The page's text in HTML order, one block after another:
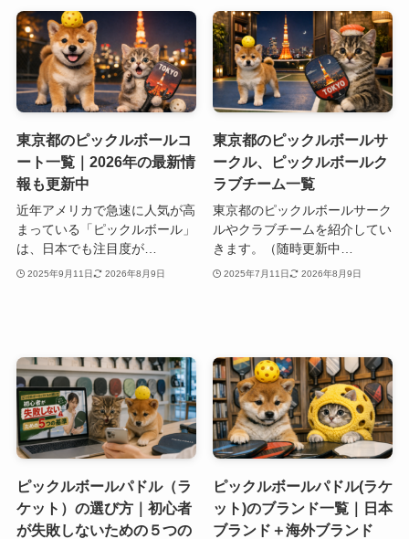
東京都のピックルボールコ
ート一覧｜2026年の最新情
報も更新中
近年アメリカで急速に人気が高
まっている「ピックルボール」
は、日本でも注目度が…
2025年9月11日 2026年8月9日
東京都のピックルボールサ
ークル、ピックルボールク
ラブチーム一覧
東京都のピックルボールサーク
ルやクラブチームを紹介してい
きます。（随時更新中…
2025年7月11日 2026年8月9日
ピックルボールパドル（ラ
ケット）の選び方｜初心者
が失敗しないための５つの
ピックルボールパドル(ラケ
ット)のブランド一覧｜日本
ブランド＋海外ブランド